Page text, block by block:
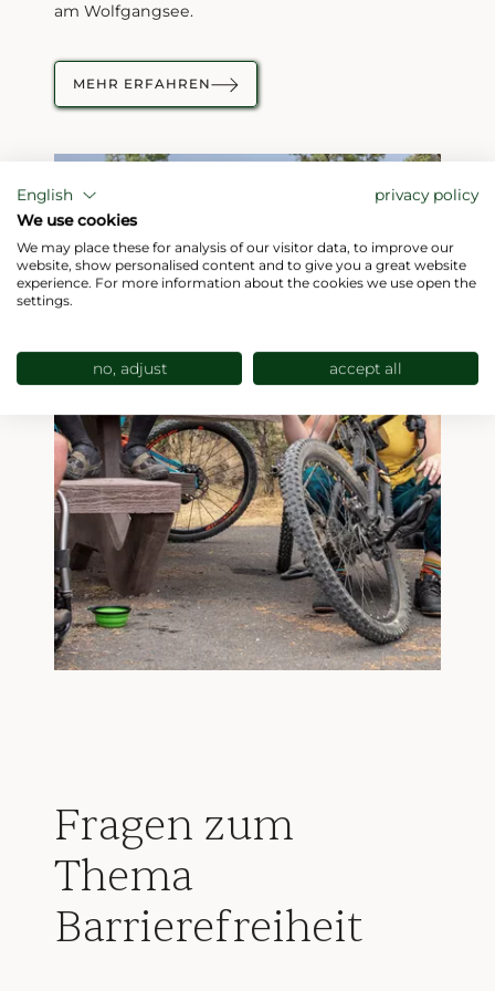
am Wolfgangsee.
MEHR ERFAHREN
Fragen zum
Thema
Barrierefreiheit
English
privacy policy
We use cookies
We may place these for analysis of our visitor data, to improve our
website, show personalised content and to give you a great website
experience. For more information about the cookies we use open the
settings.
no, adjust accept all